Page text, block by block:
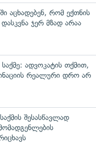
აცხადებენ, რომ ექთნის
დასკვნა ჯერ მზად არაა
ადვოკატის თქმით,
რეალური დრო არ
შესასწავლად